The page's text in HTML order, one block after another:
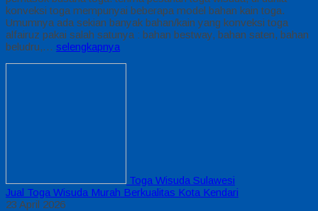
konveksi toga mempunyai beberapa model bahan kain toga.
Umumnya ada sekian banyak bahan/kain yang konveksi toga
alfairuz pakai salah satunya : bahan bestway, bahan saten, bahan
beludru,… selengkapnya
Toga Wisuda Sulawesi
Jual Toga Wisuda Murah Berkualitas Kota Kendari
23 April 2026